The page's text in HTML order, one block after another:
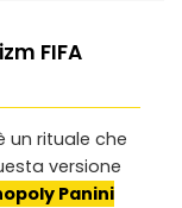
FIFA
un rituale che
versione
Panini